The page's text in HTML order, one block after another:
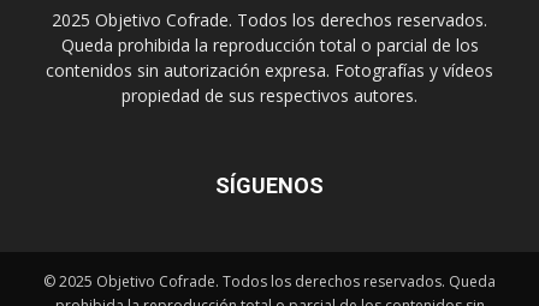
2025 Objetivo Cofrade. Todos los derechos reservados.
Queda prohibida la reproducción total o parcial de los
contenidos sin autorización expresa. Fotografías y vídeos
propiedad de sus respectivos autores.
SÍGUENOS
© 2025 Objetivo Cofrade. Todos los derechos reservados. Queda